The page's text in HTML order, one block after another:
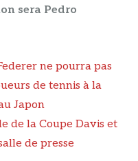
sera Pedro
ne pourra pas
de tennis à la
Japon
de la Coupe Davis et
de presse